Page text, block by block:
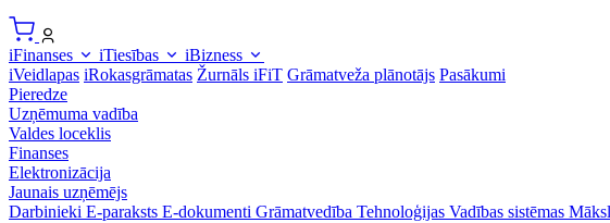
iFinanses iTiesības
iBizness
iVeidlapas iRokasgrāmatas Žurnāls iFiT Grāmatveža plānotājs Pasākumi
Pieredze
Uzņēmuma vadība
Valdes loceklis
Finanses
Elektronizācija
Jaunais uzņēmējs
Darbinieki E-paraksts E-dokumenti Grāmatvedība Tehnoloģijas Vadības sistēmas